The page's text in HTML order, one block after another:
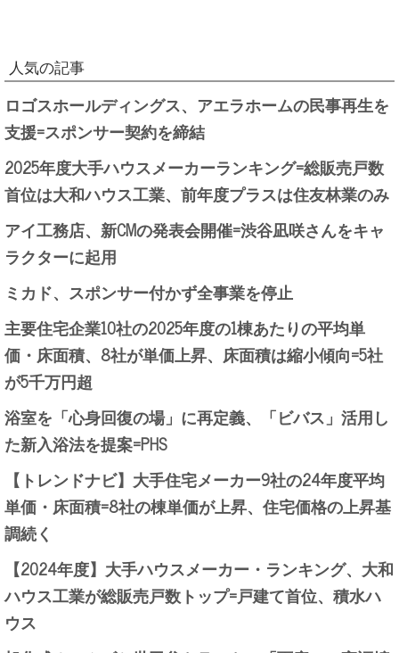
人気の記事
ロゴスホールディングス、アエラホームの民事再生を
支援=スポンサー契約を締結
2025年度大手ハウスメーカーランキング=総販売戸数
首位は大和ハウス工業、前年度プラスは住友林業のみ
アイ工務店、新CMの発表会開催=渋谷凪咲さんをキャ
ラクターに起用
ミカド、スポンサー付かず全事業を停止
主要住宅企業10社の2025年度の1棟あたりの平均単
価・床面積、8社が単価上昇、床面積は縮小傾向=5社
が5千万円超
浴室を「心身回復の場」に再定義、「ビバス」活用し
た新入浴法を提案=PHS
【トレンドナビ】大手住宅メーカー9社の24年度平均
単価・床面積=8社の棟単価が上昇、住宅価格の上昇基
調続く
【2024年度】大手ハウスメーカー・ランキング、大和
ハウス工業が総販売戸数トップ=戸建て首位、積水ハ
ウス